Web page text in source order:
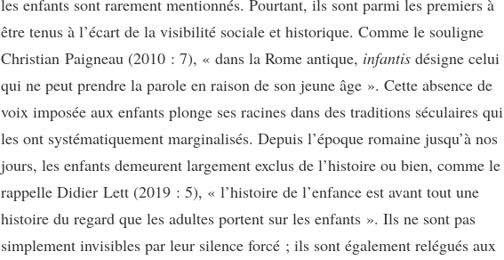
les enfants sont rarement mentionnés. Pourtant, ils sont parmi les premiers à
être tenus à l’écart de la visibilité sociale et historique. Comme le souligne
Christian Paigneau (2010 : 7), « dans la Rome antique, infantis désigne celui
qui ne peut prendre la parole en raison de son jeune âge ». Cette absence de
voix imposée aux enfants plonge ses racines dans des traditions séculaires qui
les ont systématiquement marginalisés. Depuis l’époque romaine jusqu’à nos
jours, les enfants demeurent largement exclus de l’histoire ou bien, comme le
rappelle Didier Lett (2019 : 5), « l’histoire de l’enfance est avant tout une
histoire du regard que les adultes portent sur les enfants ». Ils ne sont pas
simplement invisibles par leur silence forcé ; ils sont également relégués aux